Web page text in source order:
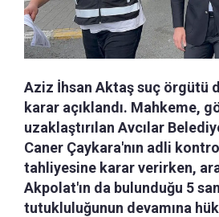
Aziz İhsan Aktaş suç örgütü
karar açıklandı. Mahkeme,
uzaklaştırılan Avcılar
Caner Çaykara'nın adli
tahliyesine karar verirken,
Akpolat'ın da bulunduğu 5
tutukluluğunun devamına